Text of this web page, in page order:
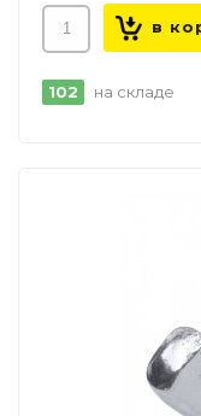
102 на складе